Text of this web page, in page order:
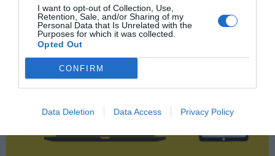
I want to opt-out of Collection, Use,
Retention, Sale, and/or Sharing of my
Personal Data that Is Unrelated with the
Purposes for which it was collected.
Opted Out
CONFIRM
Data Deletion Data Access Privacy Policy